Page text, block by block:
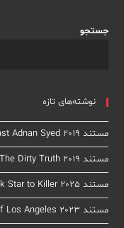
جستجو
نوشته‌های تازه
مستند The Case Against Adnan Syed 2019
مستند Dirty John: The Dirty Truth 2019
مستند From Rock Star to Killer 2025
مستند The Real Murders of Los Angeles 2023